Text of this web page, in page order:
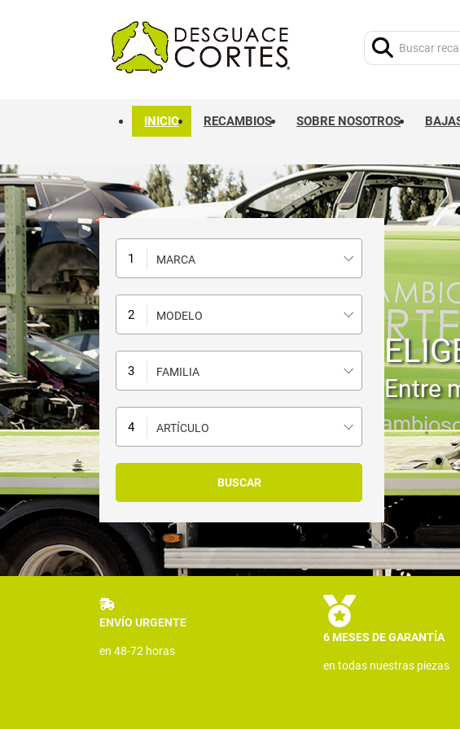
INICIO RECAMBIOS SOBRE NOSOTROS
MARCA
MODELO
FAMILIA
ARTÍCULO
Entre
ENVÍO URGENTE
en 48-72 horas
6 MESES DE GARANTÍA
en todas nuestras piezas